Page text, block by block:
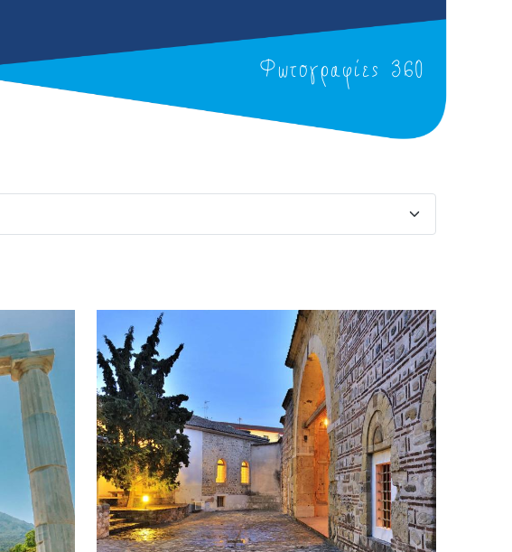
Φωτογραφίες 360